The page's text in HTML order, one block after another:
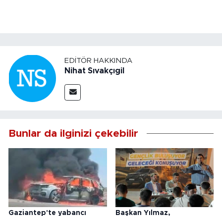
EDITÖR HAKKINDA
Nihat Sıvakçıgil
Bunlar da ilginizi çekebilir
Gaziantep'te yabancı
Başkan Yılmaz,